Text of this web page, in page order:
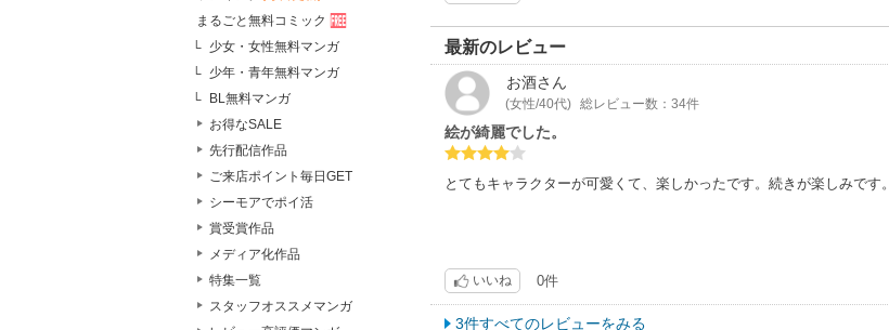
まるごと無料コミック
少女・女性無料マンガ
少年・青年無料マンガ
BL無料マンガ
お得なSALE
先行配信作品
ご来店ポイント毎日GET
シーモアでポイ活
賞受賞作品
メディア化作品
特集一覧
スタッフオススメマンガ
最新のレビュー
お酒さん
(女性/40代) 総レビュー数：34件
絵が綺麗でした。
とてもキャラクターが可愛くて、楽しかったです。続きが楽しみです。
いいね 0件
3件すべてのレビューをみる